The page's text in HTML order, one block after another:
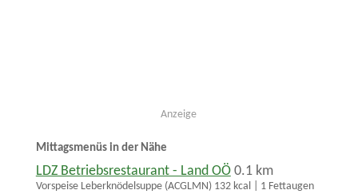
Anzeige
Mittagsmenüs in der Nähe
LDZ Betriebsrestaurant - Land OÖ 0.1 km
Vorspeise Leberknödelsuppe (ACGLMN) 132 kcal | 1 Fettaugen